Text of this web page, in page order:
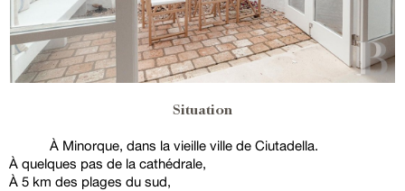
Situation
À Minorque, dans la vieille ville de Ciutadella.
À quelques pas de la cathédrale,
À 5 km des plages du sud,